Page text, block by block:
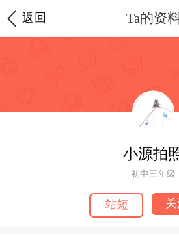
返回 Ta的资
小源拍
初中三年级
站短